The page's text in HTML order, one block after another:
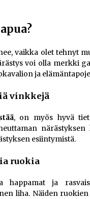
vaikka olet tehnyt
voi olla merkki
ja
vinkkejä
, on myös hyvä
esiintymistä.
ruokia
happamat ja
liha. Näiden